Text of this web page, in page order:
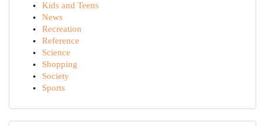
Kids and Teens
News
Recreation
Reference
Science
Shopping
Society
Sports